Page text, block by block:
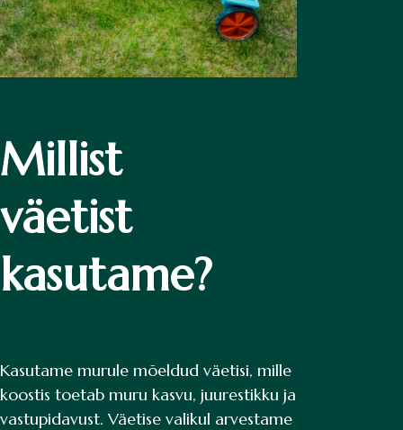
Millist
väetist
kasutame?
Kasutame murule mõeldud väetisi, mille
koostis toetab muru kasvu, juurestikku ja
vastupidavust. Väetise valikul arvestame